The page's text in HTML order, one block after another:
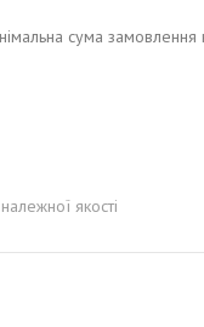
сума
якості